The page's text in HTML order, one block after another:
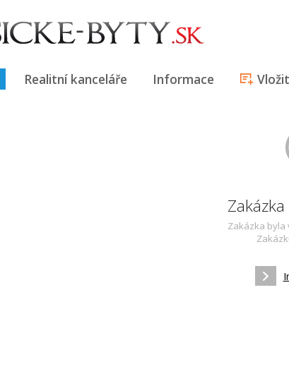
Realitní kanceláře Informace
Zakázka byla